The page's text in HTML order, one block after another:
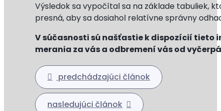
Výsledok sa vypočítal sa na základe tabuliek,
presná, aby sa dosiahol relatívne správny
V súčasnosti sú našťastie k dispozícií
merania za vás a odbremení vás od
predchádzajúci článok
nasledujúci článok